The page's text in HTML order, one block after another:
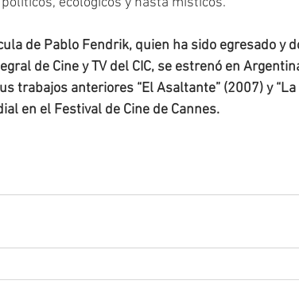
de Pablo Fendrik, quien ha sido egresado y
de Cine y TV del CIC, se estrenó en
trabajos anteriores “El Asaltante” (2007) y
en el Festival de Cine de Cannes.